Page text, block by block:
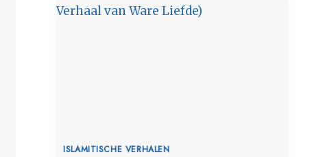
ISLAMITISCHE VERHALEN